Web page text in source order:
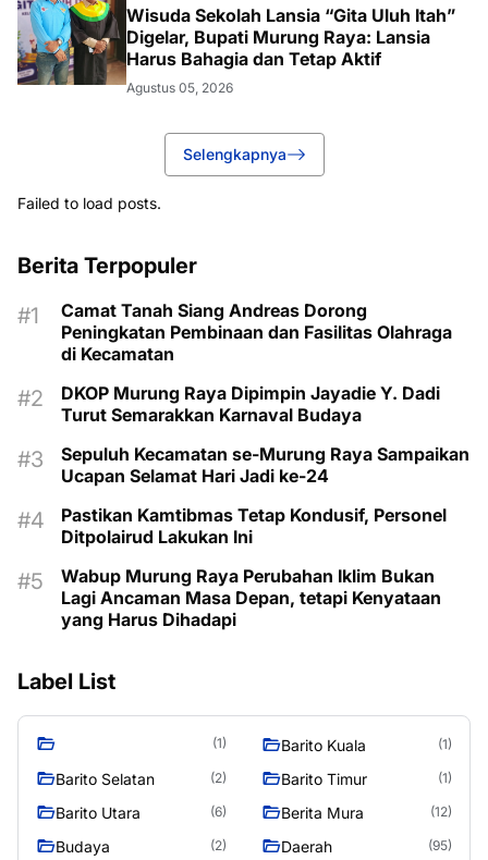
Wisuda Sekolah Lansia “Gita Uluh Itah”
Digelar, Bupati Murung Raya: Lansia
Harus Bahagia dan Tetap Aktif
Agustus 05, 2026
Selengkapnya
Failed to load posts.
Berita Terpopuler
Camat Tanah Siang Andreas Dorong
Peningkatan Pembinaan dan Fasilitas Olahraga
di Kecamatan
DKOP Murung Raya Dipimpin Jayadie Y. Dadi
Turut Semarakkan Karnaval Budaya
Sepuluh Kecamatan se-Murung Raya Sampaikan
Ucapan Selamat Hari Jadi ke-24
Pastikan Kamtibmas Tetap Kondusif, Personel
Ditpolairud Lakukan Ini
Wabup Murung Raya Perubahan Iklim Bukan
Lagi Ancaman Masa Depan, tetapi Kenyataan
yang Harus Dihadapi
Label List
(1) Barito Kuala (1)
Barito Selatan (2) Barito Timur (1)
Barito Utara (6) Berita Mura (12)
Budaya (2) Daerah (95)